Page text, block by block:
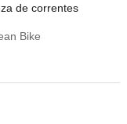
de correntes
Bike